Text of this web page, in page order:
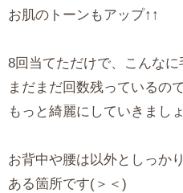
お肌のトーンもアップ↑↑
8回当てただけで、こんなに
まだまだ回数残っているの
もっと綺麗にしていきまし
お背中や腰は以外としっか
ある箇所です(＞＜)